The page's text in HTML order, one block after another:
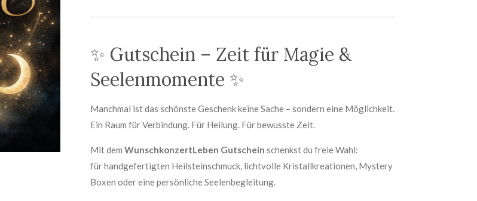
✨ Gutschein – Zeit für Magie &
Seelenmomente ✨
Manchmal ist das schönste Geschenk keine Sache – sondern eine Möglichkeit.
Ein Raum für Verbindung. Für Heilung. Für bewusste Zeit.
Mit dem WunschkonzertLeben Gutschein schenkst du freie Wahl:
für handgefertigten Heilsteinschmuck, lichtvolle Kristallkreationen, Mystery
Boxen oder eine persönliche Seelenbegleitung.